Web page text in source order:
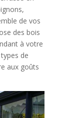
de vos
des bois
à votre
de
aux goûts